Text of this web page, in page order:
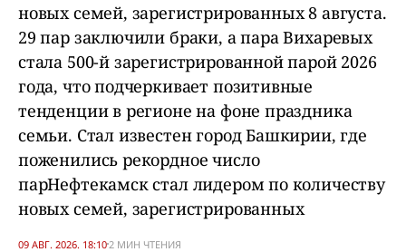
новых семей, зарегистрированных 8 августа.
29 пар заключили браки, а пара Вихаревых
стала 500-й зарегистрированной парой 2026
года, что подчеркивает позитивные
тенденции в регионе на фоне праздника
семьи. Стал известен город Башкирии, где
поженились рекордное число
парНефтекамск стал лидером по количеству
новых семей, зарегистрированных
09 АВГ. 2026. 18:10 2 МИН ЧТЕНИЯ